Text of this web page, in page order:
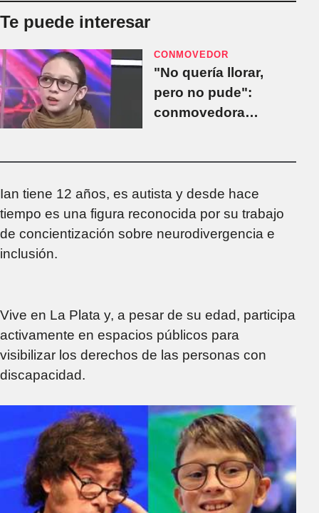
Te puede interesar
CONMOVEDOR
"No quería llorar,
pero no pude":
conmovedora
autismo, atacado por
el gobierno nacional
Ian tiene 12 años, es autista y desde hace
tiempo es una figura reconocida por su trabajo
de concientización sobre neurodivergencia e
inclusión.
Vive en La Plata y, a pesar de su edad, participa
activamente en espacios públicos para
visibilizar los derechos de las personas con
discapacidad.